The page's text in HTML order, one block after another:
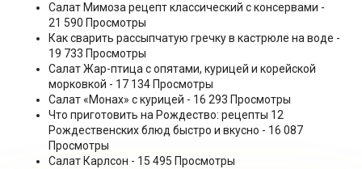
Салат Мимоза рецепт классический с консервами -
21 590 Просмотры
Как сварить рассыпчатую гречку в кастрюле на воде -
19 733 Просмотры
Салат Жар-птица с опятами, курицей и корейской
морковкой - 17 134 Просмотры
Салат «Монах» с курицей - 16 293 Просмотры
Что приготовить на Рождество: рецепты 12
Рождественских блюд быстро и вкусно - 16 087
Просмотры
Салат Карлсон - 15 495 Просмотры